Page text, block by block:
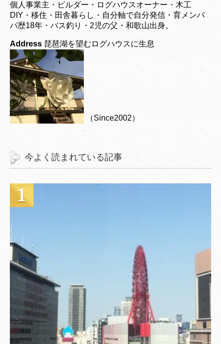
個人事業主・ビルダー・ログハウスオーナー・木工
DIY・移住・田舎暮らし・自分軸で自分発信・育メンパ
パ歴18年・バス釣り・2児の父・和歌山出身。
Address 琵琶湖を望むログハウスに生息
（Since2002）
今よく読まれている記事